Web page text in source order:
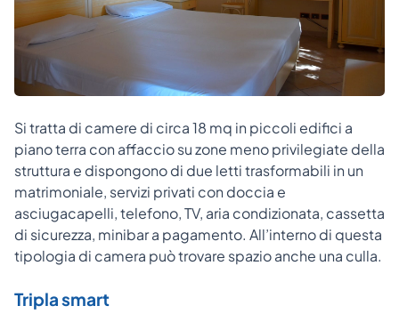
Si tratta di camere di circa 18 mq in piccoli edifici a
piano terra con affaccio su zone meno privilegiate della
struttura e dispongono di due letti trasformabili in un
matrimoniale, servizi privati con doccia e
asciugacapelli, telefono, TV, aria condizionata, cassetta
di sicurezza, minibar a pagamento. All’interno di questa
tipologia di camera può trovare spazio anche una culla.
Tripla smart